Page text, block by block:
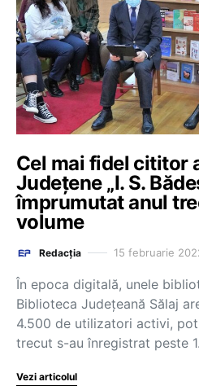
Cel mai fidel cititor
Județene „I. S.
împrumutat anul
volume
Redacția 15 februarie
În epoca digitală, unele
Biblioteca Judeţeană Sălaj
4.500 de utilizatori activi,
trecut s-au înregistrat peste
Vezi articolul